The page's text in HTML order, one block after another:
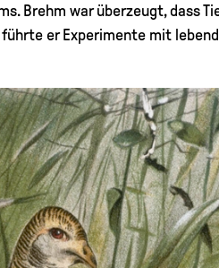
Brehm war überzeugt, dass
er Experimente mit